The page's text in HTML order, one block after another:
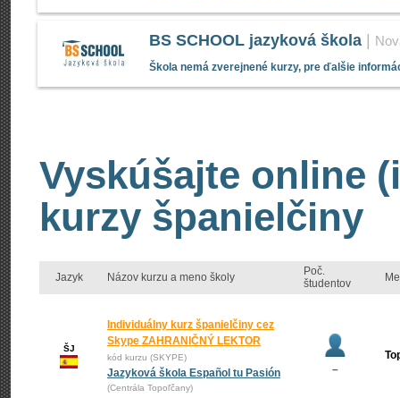
BS SCHOOL jazyková škola
Škola nemá zverejnené kurzy, pre ďalšie
Vyskúšajte online
kurzy španielčiny
Jazyk Názov kurzu a meno školy
Poč.
študentov
ŠJ
Individuálny kurz španielčiny cez
Skype ZAHRANIČNÝ LEKTOR
kód kurzu (SKYPE)
Jazyková škola Español tu Pasión
(Centrála Topoľčany)
–